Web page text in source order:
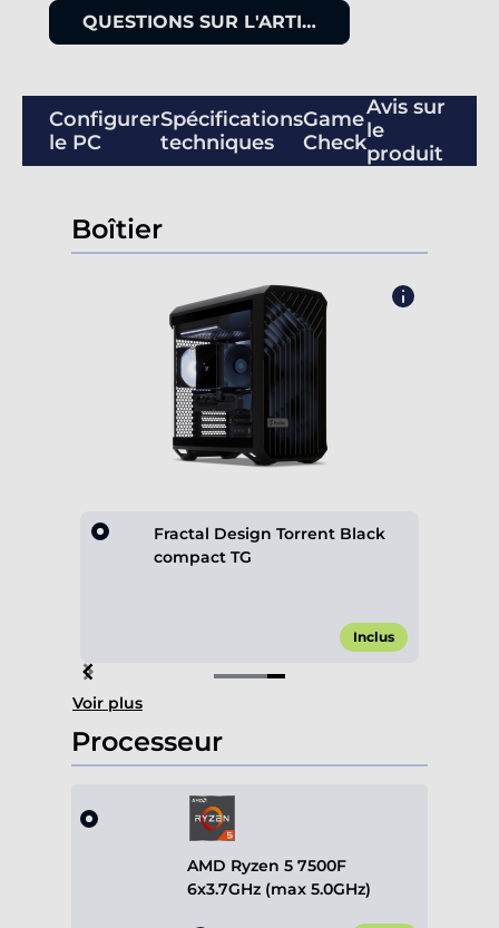
QUESTIONS SUR L'ARTICLE
Configurer
le PC
Spécifications
techniques
Game
Check
Avis sur
le
produit
Boîtier
Fractal Design Torrent Black
compact TG
Inclus
Item
4
of
4
Voir plus
Processeur
AMD Ryzen 5 7500F
6x3.7GHz (max 5.0GHz)